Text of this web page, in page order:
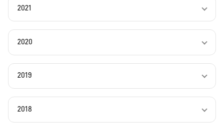
2021
2020
2019
2018